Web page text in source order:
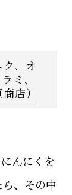
、オ
ミ、
店）
んにくを
、その中